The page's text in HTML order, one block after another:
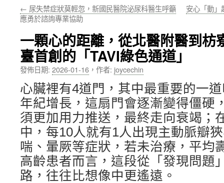
要
容
← 尿失禁症狀莫輕忽，新國民醫院泌尿科醫生呼籲
應勇於諮詢專業協助
安心「動」
一顆心的距離，從北醫附醫到枋
臺首創的「TAVI綠色通道」
發佈日期: 2026-01-16 ， 作者: joycechin
心臟裡有4道門，其中最重要的一
年紀增長，這扇門會逐漸變得僵硬
須更加用力推送，最終走向衰竭；
中，每10人就有1人出現主動脈瓣
喘、暈厥等症狀，若未治療，平均
高齡患者而言，這段從「發現問題
路，往往比想像中更遙遠。